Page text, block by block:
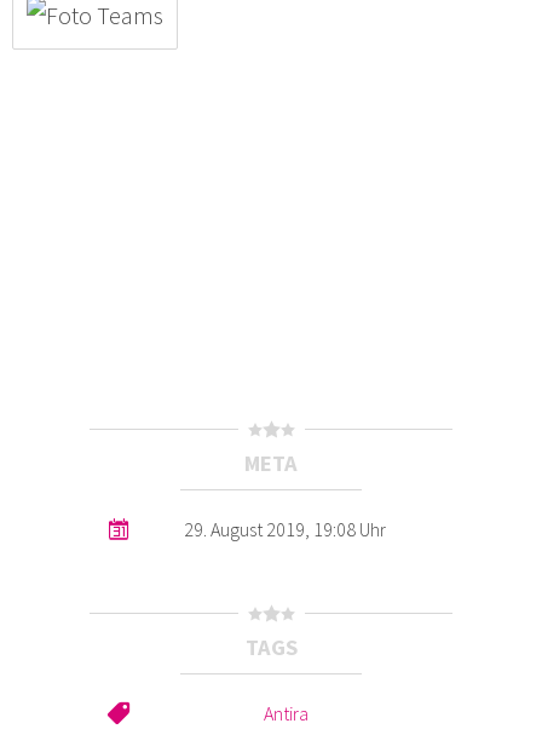
META
29. August 2019, 19:08 Uhr
TAGS
Antira